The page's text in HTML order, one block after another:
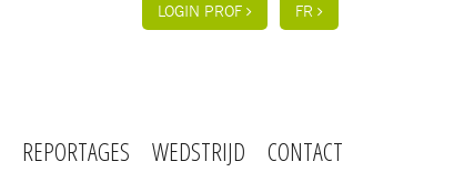
LOGIN PROF FR
REPORTAGES WEDSTRIJD CONTACT